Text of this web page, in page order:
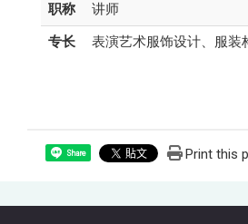
职称
讲师
专长
表演艺术服饰设计、服装
Share Print this